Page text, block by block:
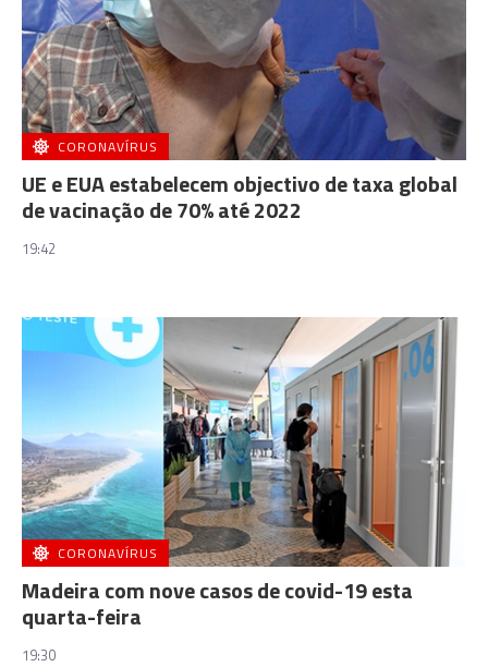
CORONAVÍRUS
UE e EUA estabelecem objectivo de taxa global
de vacinação de 70% até 2022
19:42
CORONAVÍRUS
Madeira com nove casos de covid-19 esta
quarta-feira
19:30